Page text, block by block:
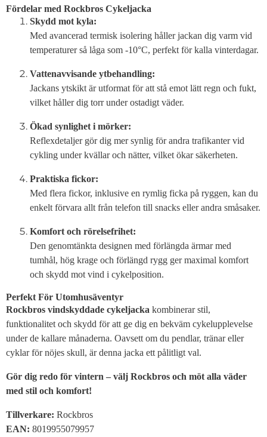
Fördelar med Rockbros Cykeljacka
Skydd mot kyla:
Med avancerad termisk isolering håller jackan dig varm vid
temperaturer så låga som -10°C, perfekt för kalla vinterdagar.
Vattenavvisande ytbehandling:
Jackans ytskikt är utformat för att stå emot lätt regn och fukt,
vilket håller dig torr under ostadigt väder.
Ökad synlighet i mörker:
Reflexdetaljer gör dig mer synlig för andra trafikanter vid
cykling under kvällar och nätter, vilket ökar säkerheten.
Praktiska fickor:
Med flera fickor, inklusive en rymlig ficka på ryggen, kan du
enkelt förvara allt från telefon till snacks eller andra småsaker.
Komfort och rörelsefrihet:
Den genomtänkta designen med förlängda ärmar med
tumhål, hög krage och förlängd rygg ger maximal komfort
och skydd mot vind i cykelposition.
Perfekt För Utomhusäventyr
Rockbros vindskyddade cykeljacka kombinerar stil,
funktionalitet och skydd för att ge dig en bekväm cykelupplevelse
under de kallare månaderna. Oavsett om du pendlar, tränar eller
cyklar för nöjes skull, är denna jacka ett pålitligt val.
Gör dig redo för vintern – välj Rockbros och möt alla väder
med stil och komfort!
Tillverkare: Rockbros
EAN: 8019955079957